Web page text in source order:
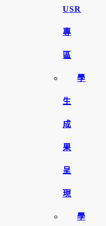
USR
專
區
學
生
成
果
呈
現
學